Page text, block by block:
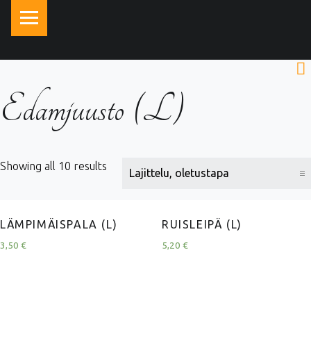
Edamjuusto (L)
Showing all 10 results
LÄMPIMÄISPALA (L)
3,50 €
RUISLEIPÄ (L)
5,20 €